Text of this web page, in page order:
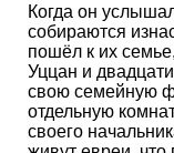
Когда он
собираются
пошёл к их
Уццан и
свою семейную
отдельную
своего